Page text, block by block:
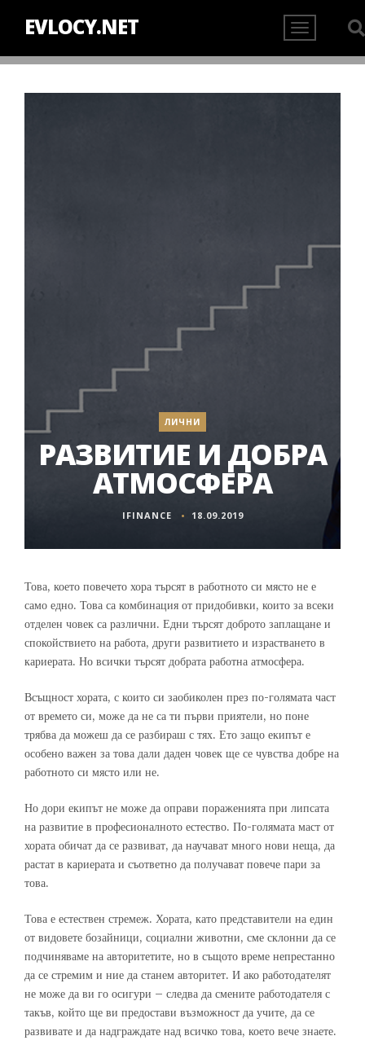
EVLOCY.NET
ЛИЧНИ
РАЗВИТИЕ И ДОБРА
АТМОСФЕРА
IFINANCE 18.09.2019
Това, което повечето хора търсят в работното си място не е
само едно. Това са комбинация от придобивки, които за всеки
отделен човек са различни. Едни търсят доброто заплащане и
спокойствието на работа, други развитието и израстването в
кариерата. Но всички търсят добрата работна атмосфера.
Всъщност хората, с които си заобиколен през по-голямата част
от времето си, може да не са ти първи приятели, но поне
трябва да можеш да се разбираш с тях. Ето защо екипът е
особено важен за това дали даден човек ще се чувства добре на
работното си място или не.
Но дори екипът не може да оправи пораженията при липсата
на развитие в професионалното естество. По-голямата маст от
хората обичат да се развиват, да научават много нови неща, да
растат в кариерата и съответно да получават повече пари за
това.
Това е естествен стремеж. Хората, като представители на един
от видовете бозайници, социални животни, сме склонни да се
подчиняваме на авторитетите, но в същото време непрестанно
да се стремим и ние да станем авторитет. И ако работодателят
не може да ви го осигури – следва да смените работодателя с
такъв, който ще ви предостави възможност да учите, да се
развивате и да надграждате над всичко това, което вече знаете.